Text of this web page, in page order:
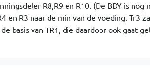
R8,R9 en R10. (De BDY is nog
en R3 naar de min van de voeding. Tr3
basis van TR1, die daardoor ook gaat